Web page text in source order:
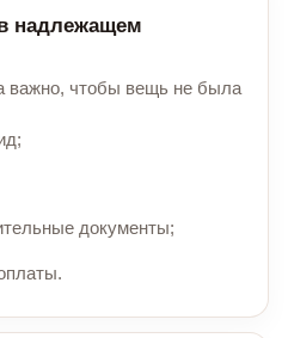
надлежащем
важно, чтобы вещь не была
документы;